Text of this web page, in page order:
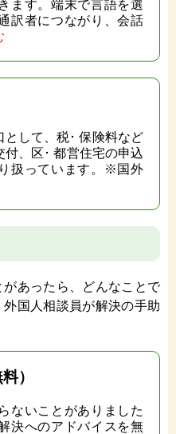
ます。端末で言語を選
訳者につながり、会話
して、税･ 保険料など
、区･ 都営住宅の申込
扱っています。※国外
あったら、どんなことで
国人相談員が解決の手助
）
ないことがありました
決へのアドバイスを無